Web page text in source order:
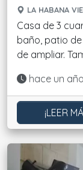
LA HABANA
Casa de 3
baño, patio
de ampliar.
Actualizado:
hace un año
¡LEER